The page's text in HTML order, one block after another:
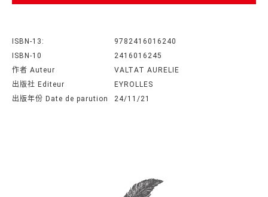
ISBN-13:
9782416016240
ISBN-10
2416016245
作者 Auteur
VALTAT AURELIE
出版社 Editeur
EYROLLES
出版年份 Date de parution
24/11/21